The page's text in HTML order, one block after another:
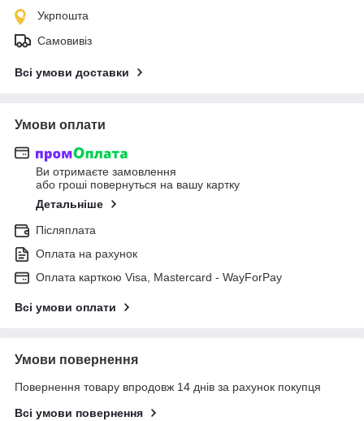
Укрпошта
Самовивіз
Всі умови доставки
Умови оплати
Ви отримаєте замовлення
або гроші повернуться на вашу картку
Детальніше
Післяплата
Оплата на рахунок
Оплата карткою Visa, Mastercard - WayForPay
Всі умови оплати
Умови повернення
Повернення товару впродовж 14 днів за рахунок покупця
Всі умови повернення